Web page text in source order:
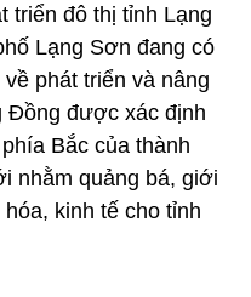
triển đô thị tỉnh Lạng
Lạng Sơn đang có
phát triển và nâng
Đồng được xác định
Bắc của thành
nhằm quảng bá, giới
kinh tế cho tỉnh